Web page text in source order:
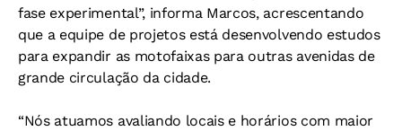
fase experimental”, informa Marcos, acrescentando
que a equipe de projetos está desenvolvendo estudos
para expandir as motofaixas para outras avenidas de
grande circulação da cidade.
“Nós atuamos avaliando locais e horários com maior